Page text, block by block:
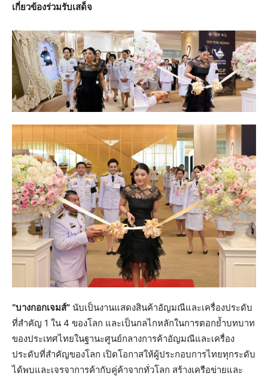
เกี่ยวข้องร่วมรับเสด็จ
“บางกอกเจมส์” นับเป็นงานแสดงสินค้าอัญมณีและเครื่องประดับ
ที่สำคัญ 1 ใน 4 ของโลก และเป็นกลไกหลักในการตอกย้ำบทบาท
ของประเทศไทยในฐานะศูนย์กลางการค้าอัญมณีและเครื่อง
ประดับที่สำคัญของโลก เปิดโอกาสให้ผู้ประกอบการไทยทุกระดับ
ได้พบและเจรจาการค้ากับคู่ค้าจากทั่วโลก สร้างเครือข่ายและ